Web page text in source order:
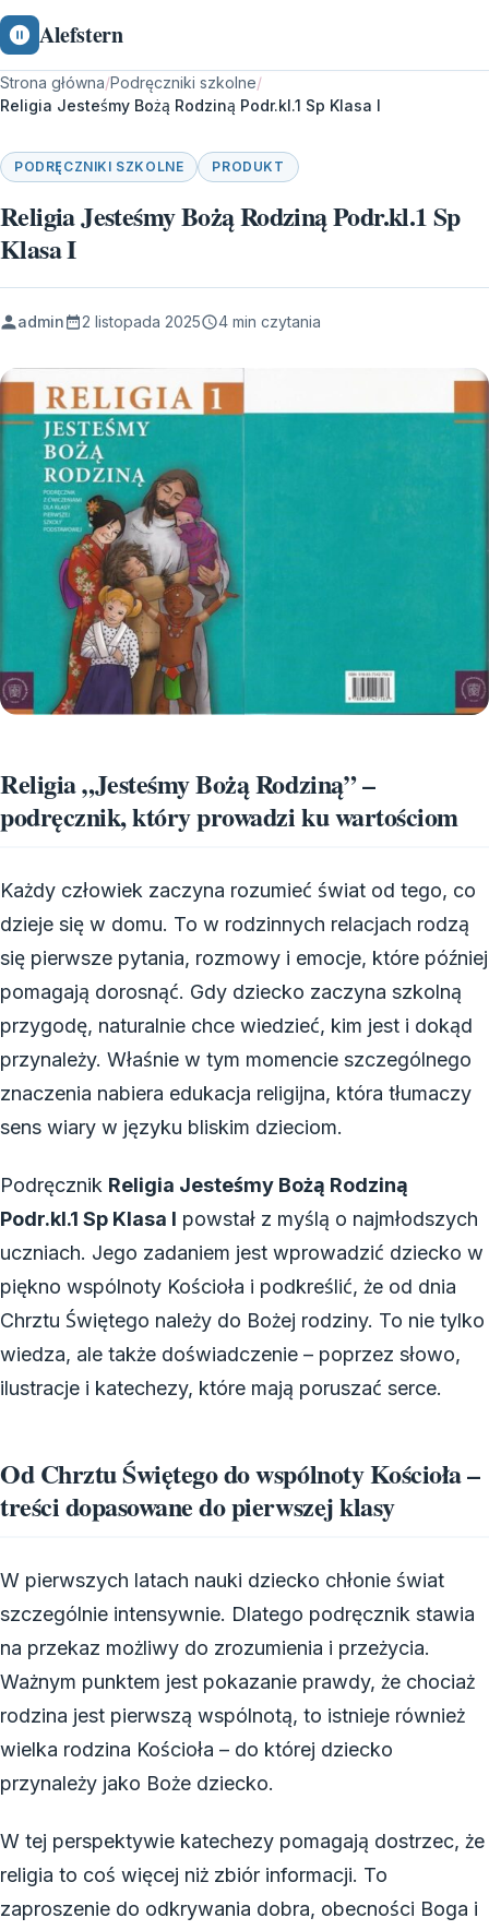
Alefstern
Strona główna/Podręczniki szkolne/
Religia Jesteśmy Bożą Rodziną Podr.kl.1 Sp Klasa I
PODRĘCZNIKI SZKOLNE PRODUKT
Religia Jesteśmy Bożą Rodziną Podr.kl.1 Sp
Klasa I
admin 2 listopada 2025 4 min czytania
Religia „Jesteśmy Bożą Rodziną” –
podręcznik, który prowadzi ku wartościom
Każdy człowiek zaczyna rozumieć świat od tego, co
dzieje się w domu. To w rodzinnych relacjach rodzą
się pierwsze pytania, rozmowy i emocje, które później
pomagają dorosnąć. Gdy dziecko zaczyna szkolną
przygodę, naturalnie chce wiedzieć, kim jest i dokąd
przynależy. Właśnie w tym momencie szczególnego
znaczenia nabiera edukacja religijna, która tłumaczy
sens wiary w języku bliskim dzieciom.
Podręcznik Religia Jesteśmy Bożą Rodziną
Podr.kl.1 Sp Klasa I powstał z myślą o najmłodszych
uczniach. Jego zadaniem jest wprowadzić dziecko w
piękno wspólnoty Kościoła i podkreślić, że od dnia
Chrztu Świętego należy do Bożej rodziny. To nie tylko
wiedza, ale także doświadczenie – poprzez słowo,
ilustracje i katechezy, które mają poruszać serce.
Od Chrztu Świętego do wspólnoty Kościoła –
treści dopasowane do pierwszej klasy
W pierwszych latach nauki dziecko chłonie świat
szczególnie intensywnie. Dlatego podręcznik stawia
na przekaz możliwy do zrozumienia i przeżycia.
Ważnym punktem jest pokazanie prawdy, że chociaż
rodzina jest pierwszą wspólnotą, to istnieje również
wielka rodzina Kościoła – do której dziecko
przynależy jako Boże dziecko.
W tej perspektywie katechezy pomagają dostrzec, że
religia to coś więcej niż zbiór informacji. To
zaproszenie do odkrywania dobra, obecności Boga i